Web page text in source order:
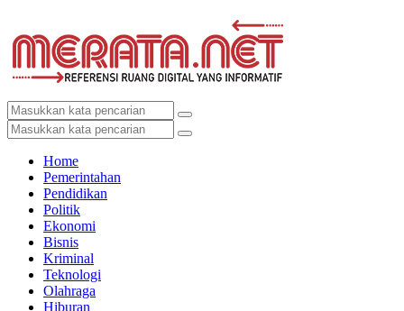
Home
Pemerintahan
Pendidikan
Politik
Ekonomi
Bisnis
Kriminal
Teknologi
Olahraga
Hiburan